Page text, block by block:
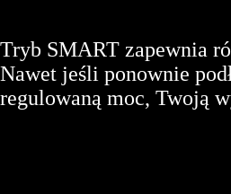
Tryb SMART zapewnia
Nawet jeśli ponownie
regulowaną moc, Twoją